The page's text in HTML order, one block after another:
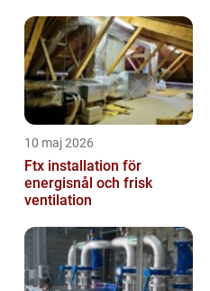
10 maj 2026
Ftx installation för
energisnål och frisk
ventilation